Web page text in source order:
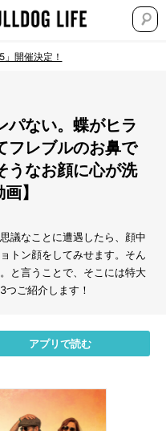
」開催決定！
パない。蝶がヒラ
フレブルのお鼻で
うなお顔に心が洗
】
議なことに遭遇したら、顔中
トン顔をしてみせます。そん
と言うことで、そこには特大
ご紹介します！
アプリで読む